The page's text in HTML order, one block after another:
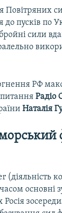
Повітряних
до пусків по
сили
РФ
Радіо
Наталія
основні